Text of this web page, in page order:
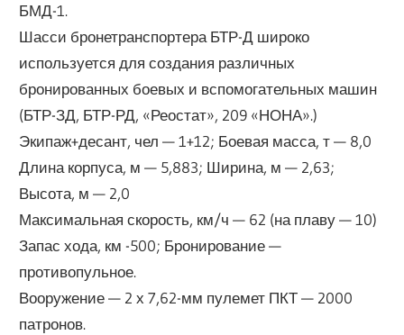
БМД-1.
Шасси бронетранспортера БТР-Д широко
используется для создания различных
бронированных боевых и вспомогательных машин
(БТР-ЗД, БТР-РД, «Реостат», 209 «НОНА».)
Экипаж+десант, чел — 1+12; Боевая масса, т — 8,0
Длина корпуса, м — 5,883; Ширина, м — 2,63;
Высота, м — 2,0
Максимальная скорость, км/ч — 62 (на плаву — 10)
Запас хода, км -500; Бронирование —
противопульное.
Вооружение — 2 х 7,62-мм пулемет ПКТ — 2000
патронов.